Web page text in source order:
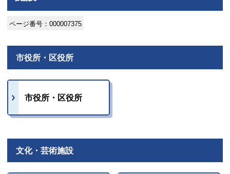
ページ番号：000007375
市役所・区役所
市役所・区役所
文化・芸術施設